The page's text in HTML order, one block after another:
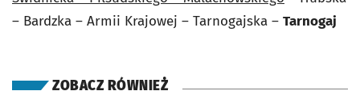
– Bardzka – Armii Krajowej – Tarnogajska – Tarnogaj
ZOBACZ RÓWNIEŻ